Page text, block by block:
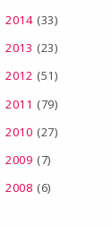
2014 (33)
2013 (23)
2012 (51)
2011 (79)
2010 (27)
2009 (7)
2008 (6)